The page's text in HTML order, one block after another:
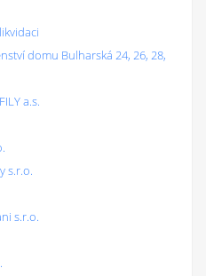
domu Bulharská 24, 26, 28,
a.s.
s.r.o.
s.r.o.